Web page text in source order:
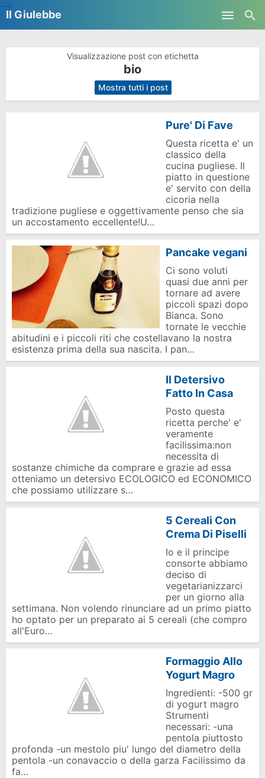
Il Giulebbe
Visualizzazione post con etichetta
bio
. Mostra tutti i post
Pure' Di Fave
Questa ricetta e' un
classico della
cucina pugliese. Il
piatto in questione
e' servito con della
cicoria nella
tradizione pugliese e oggettivamente penso che sia
un accostamento eccellente!U…
Pancake vegani
Ci sono voluti
quasi due anni per
tornare ad avere
piccoli spazi dopo
Bianca. Sono
tornate le vecchie
abitudini e i piccoli riti che costellavano la nostra
esistenza prima della sua nascita. I pan…
Il Detersivo
Fatto In Casa
Posto questa
ricetta perche' e'
veramente
facilissima:non
necessita di
sostanze chimiche da comprare e grazie ad essa
otteniamo un detersivo ECOLOGICO ed ECONOMICO
che possiamo utilizzare s…
5 Cereali Con
Crema Di Piselli
Io e il principe
consorte abbiamo
deciso di
vegetarianizzarci
per un giorno alla
settimana. Non volendo rinunciare ad un primo piatto
ho optato per un preparato ai 5 cereali (che compro
all'Euro…
Formaggio Allo
Yogurt Magro
Ingredienti: -500 gr
di yogurt magro
Strumenti
necessari: -una
pentola piuttosto
profonda -un mestolo piu' lungo del diametro della
pentola -un conavaccio o della garza Facilissimo da
fa…